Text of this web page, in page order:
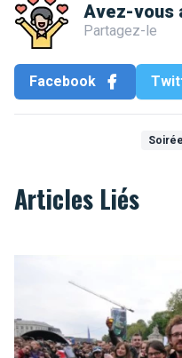
Avez-vous
Partagez-le
Facebook
Articles Liés